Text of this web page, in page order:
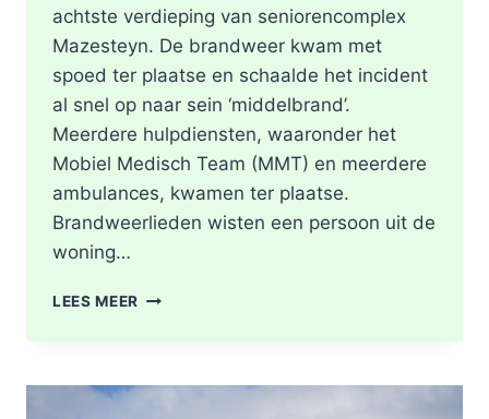
achtste verdieping van seniorencomplex
Mazesteyn. De brandweer kwam met
spoed ter plaatse en schaalde het incident
al snel op naar sein ‘middelbrand’.
Meerdere hulpdiensten, waaronder het
Mobiel Medisch Team (MMT) en meerdere
ambulances, kwamen ter plaatse.
Brandweerlieden wisten een persoon uit de
woning…
LEES MEER DODE
WONING